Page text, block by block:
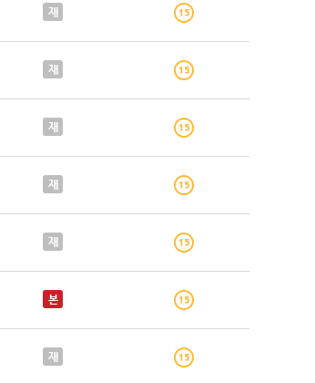
재
재
재
재
재
본
재